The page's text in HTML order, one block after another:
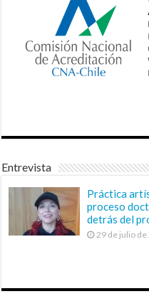
Entrevista
Práctica
proceso
detrás del
29 de julio